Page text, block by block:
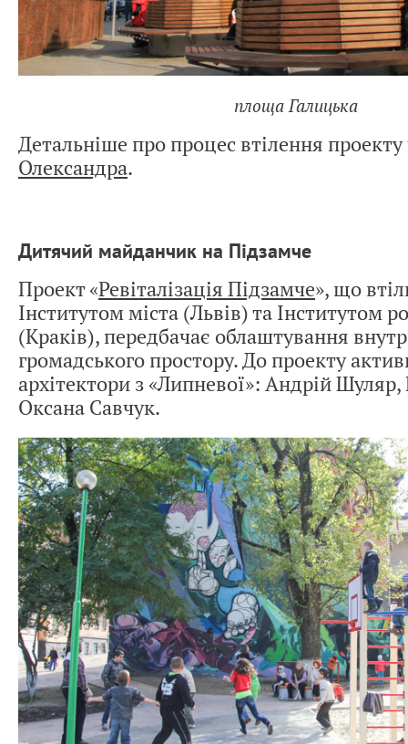
площа Галицька
Детальніше про процес втілення
Олександра.
Дитячий майданчик на Підзамче
Проект «Ревіталізація Підзамче», що
Інститутом міста (Львів) та Інститутом
(Краків), передбачає облаштування
громадського простору. До проекту
архітектори з «Липневої»: Андрій
Оксана Савчук.